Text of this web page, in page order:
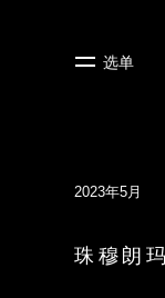
选单
2023年5月
珠穆朗